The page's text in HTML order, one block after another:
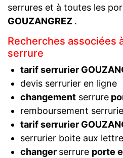
serrures et à toutes les
GOUZANGREZ .
Recherches associées
serrure
tarif serrurier
devis serrurier en ligne
changementserrure
remboursement
tarif serrurier
serrurier boite aux
changer serrure porte